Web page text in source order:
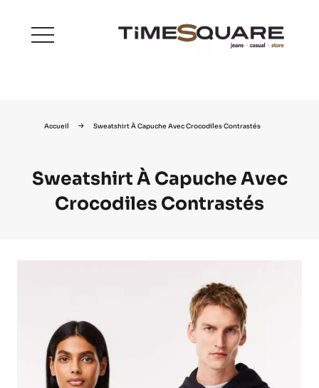
menu
Accueil Sweatshirt À Capuche Avec Crocodiles Contrastés
Sweatshirt À Capuche Avec
Crocodiles Contrastés